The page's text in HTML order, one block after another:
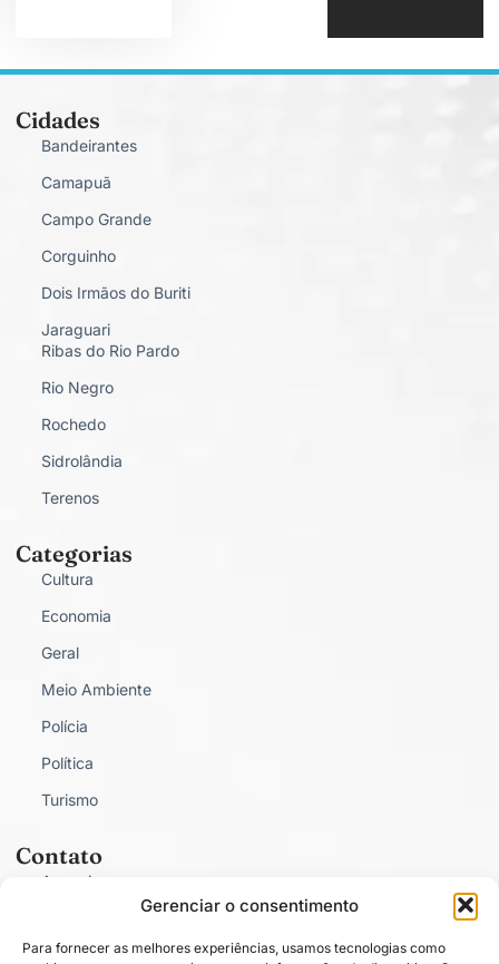
Gerenciar o consentimento
Para fornecer as melhores experiências, usamos tecnologias como
Cidades
Bandeirantes
Camapuã
Campo Grande
Corguinho
Dois Irmãos do Buriti
Jaraguari
Ribas do Rio Pardo
Rio Negro
Rochedo
Sidrolândia
Terenos
Categorias
Cultura
Economia
Geral
Meio Ambiente
Polícia
Política
Turismo
Contato
Anunciar
Política de Privacidade